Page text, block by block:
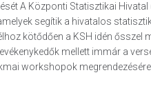
A Központi Statisztikai
segítik a hivatalos
kötődően a KSH idén ősszel
mellett immár a
workshopok megrendezésére